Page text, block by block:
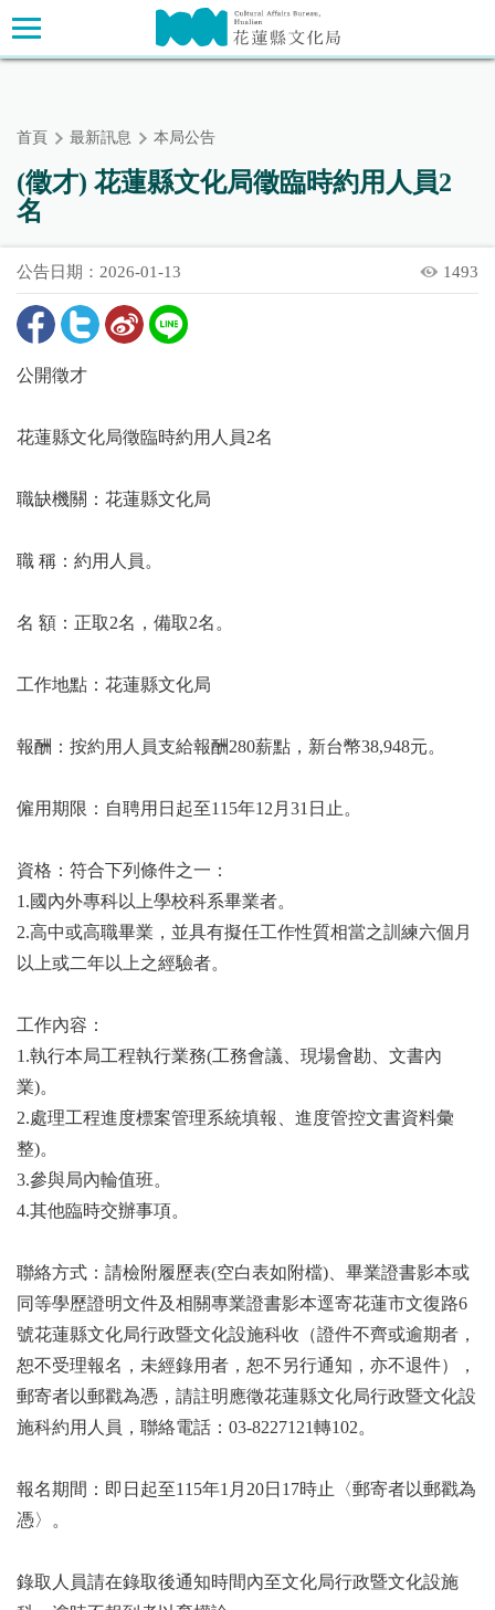
跳
到
主
主要內容區塊
首頁 最新訊息 本局公告
(徵才) 花蓮縣文化局徵臨時約用人員2
名
公告日期：2026-01-13 1493
公開徵才
花蓮縣文化局徵臨時約用人員2名
職缺機關：花蓮縣文化局
職 稱：約用人員。
名 額：正取2名，備取2名。
工作地點：花蓮縣文化局
報酬：按約用人員支給報酬280薪點，新台幣38,948元。
僱用期限：自聘用日起至115年12月31日止。
資格：符合下列條件之一：
1.國內外專科以上學校科系畢業者。
2.高中或高職畢業，並具有擬任工作性質相當之訓練六個月
以上或二年以上之經驗者。
工作內容：
1.執行本局工程執行業務(工務會議、現場會勘、文書內
業)。
2.處理工程進度標案管理系統填報、進度管控文書資料彙
整)。
3.參與局內輪值班。
4.其他臨時交辦事項。
聯絡方式：請檢附履歷表(空白表如附檔)、畢業證書影本或
同等學歷證明文件及相關專業證書影本逕寄花蓮市文復路6
號花蓮縣文化局行政暨文化設施科收（證件不齊或逾期者，
恕不受理報名，未經錄用者，恕不另行通知，亦不退件），
郵寄者以郵戳為憑，請註明應徵花蓮縣文化局行政暨文化設
施科約用人員，聯絡電話：03-8227121轉102。
報名期間：即日起至115年1月20日17時止〈郵寄者以郵戳為
憑〉。
錄取人員請在錄取後通知時間內至文化局行政暨文化設施